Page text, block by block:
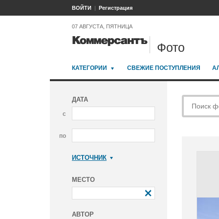
ВОЙТИ Регистрация
07 АВГУСТА, ПЯТНИЦА
Фото
КАТЕГОРИИ СВЕЖИЕ ПОСТУПЛЕНИЯ
ДАТА
с
по
ИСТОЧНИК
МЕСТО
АВТОР